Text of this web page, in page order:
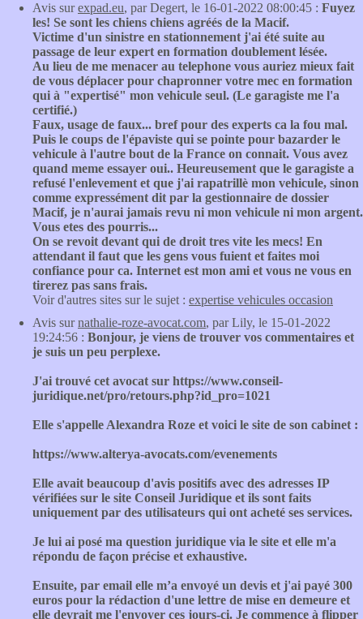
Avis surexpad.eu, par Degert, le 16-01-2022 08:00:45 : Fuyez
les! Se sont les chiens chiens agréés de la Macif.
Victime d'un sinistre en stationnement j'ai été suite au
passage de leur expert en formation doublement lésée.
Au lieu de me menacer au telephone vous auriez mieux fait
de vous déplacer pour chapronner votre mec en formation
qui à "expertisé" mon vehicule seul. (Le garagiste me l'a
certifié.)
Faux, usage de faux... bref pour des experts ca la fou mal.
Puis le coups de l'épaviste qui se pointe pour bazarder le
vehicule à l'autre bout de la France on connait. Vous avez
quand meme essayer oui.. Heureusement que le garagiste a
refusé l'enlevement et que j'ai rapatrillè mon vehicule, sinon
comme expressément dit par la gestionnaire de dossier
Macif, je n'aurai jamais revu ni mon vehicule ni mon argent.
Vous etes des pourris...
On se revoit devant qui de droit tres vite les mecs! En
attendant il faut que les gens vous fuient et faites moi
confiance pour ca. Internet est mon ami et vous ne vous en
tirerez pas sans frais.
Voir d'autres sites sur le sujet : expertise vehicules occasion
Avis surnathalie-roze-avocat.com, par Lily, le 15-01-2022
19:24:56 : Bonjour, je viens de trouver vos commentaires et
je suis un peu perplexe.
J'ai trouvé cet avocat sur https://www.conseil-
juridique.net/pro/retours.php?id_pro=1021
Elle s'appelle Alexandra Roze et voici le site de son cabinet :
https://www.alterya-avocats.com/evenements
Elle avait beaucoup d'avis positifs avec des adresses IP
vérifiées sur le site Conseil Juridique et ils sont faits
uniquement par des utilisateurs qui ont acheté ses services.
Je lui ai posé ma question juridique via le site et elle m'a
répondu de façon précise et exhaustive.
Ensuite, par email elle m’a envoyé un devis et j'ai payé 300
euros pour la rédaction d'une lettre de mise en demeure et
elle devrait me l'envoyer ces jours-ci. Je commence à flipper